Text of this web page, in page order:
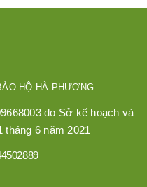
HỘ HÀ PHƯƠNG
do Sở kế hoạch và
tháng 6 năm 2021